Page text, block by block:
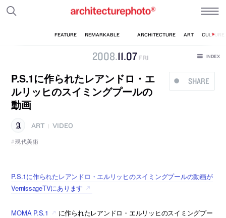
2008.11.07 FRI
SHARE
P.S.1に作られたレアンドロ・エ
ルリッヒのスイミングプールの
動画
ART
VIDEO
現代美術
P.S.1に作られたレアンドロ・エルリッヒのスイミングプールの動画が
VernissageTVにあります
MOMA P.S.1
に作られたレアンドロ・エルリッヒのスイミングプー